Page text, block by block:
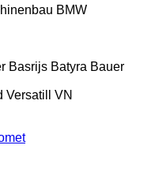
BMW
Basrijs Batyra Bauer
Versatill VN